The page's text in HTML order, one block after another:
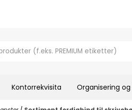
Kontorrekvisita Organisering